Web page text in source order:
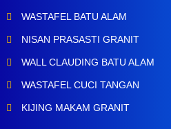
WASTAFEL BATU ALAM
NISAN PRASASTI GRANIT
WALL CLAUDING BATU ALAM
WASTAFEL CUCI TANGAN
KIJING MAKAM GRANIT